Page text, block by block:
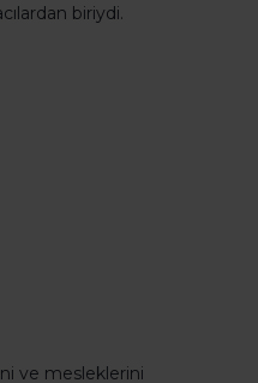
biriydi.
ve mesleklerini